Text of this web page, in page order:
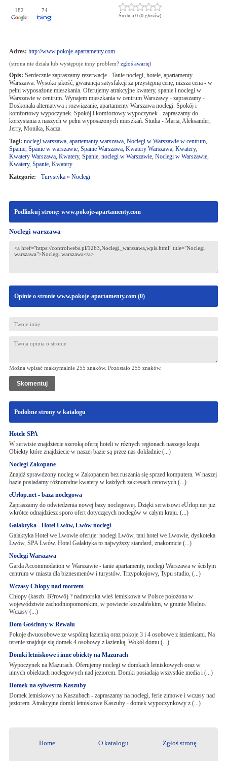
182 74
Średnia 0 (0 głosów)
Adres: http://www.pokoje-apartamenty.com
(strona nie działa lub występuje inny problem? zgłoś awarię)
Opis: Serdecznie zapraszamy rezerwacje - Tanie noclegi, hotele, apartamenty
Warszawa. Wysoka jakość, gwarancja satysfakcji za przystępną cenę, niższa cena - w
pełni wyposażone mieszkania. Oferujemy atrakcyjne kwatery, spanie i noclegi w
Warszawie w centrum. Wynajem mieszkania w centrum Warszawy - zapraszamy -
Doskonała alternatywa i rozwiązanie, apartamenty Warszawa noclegi. Spokój i
komfortowy wypoczynek. Spokój i komfortowy wypoczynek - zapraszamy do
korzystania z naszych w pełni wyposażonych mieszkań. Studia - Maria, Aleksander,
Jerry, Monika, Kacza.
Tagi: noclegi warszawa, apartemanty warszawa, Noclegi w Warszawie w centrum,
Spanie, Spanie w warszawie, Spanie Warszawa, Kwatery Warszawa, Kwatery,
Kwatery Warszawa, Kwatery, Spanie, noclegi w Warszawie, Noclegi w Warszawie,
Kwatery, Spanie, Kwatery
Kategorie:
Turystyka» Noclegi
Podlinkuj stronę: www.pokoje-apartamenty.com
Noclegi warszawa
Opinie o stronie www.pokoje-apartamenty.com (0)
Można wpisać maksymalnie 255 znaków. Pozostało 255 znaków.
Podobne strony w katalogu
Hotele SPA
W serwisie znajdziecie szeroką ofertę hoteli w różnych regionach naszego kraju.
Obiekty które znajdziecie w naszej bazie są przez nas dokładnie (...)
Noclegi Zakopane
Znajdź sprawdzony nocleg w Zakopanem bez ruszania się sprzed komputera. W naszej
bazie posiadamy różnorodne kwatery w każdych zakresach cenowych (...)
eUrlop.net - baza noclegowa
Zapraszamy do odwiedzenia nowej bazy noclegowej. Dzięki serwisowi eUrlop.net już
wkrótce odnajdziesz sporo ofert dotyczących noclegów w całym kraju. (...)
Galaktyka - Hotel Lwów, Lwów noclegi
Galaktyka Hotel we Lwowie oferuje: noclegi Lwów, tani hotel we Lwowie, dyskoteka
Lwów, SPA Lwów. Hotel Galaktyka to najwyższy standard, znakomicie (...)
Noclegi Warszawa
Garda Accommodation w Warszawie - tanie apartamenty, noclegi Warszawa w ścisłym
centrum w miasta dla biznesmenów i turystów. Trzypokojowy, Typu studio, (...)
Wczasy Chłopy nad morzem
Chłopy (kaszb. B?rowô) ? nadmorska wieś letniskowa w Polsce położona w
województwie zachodniopomorskim, w powiecie koszalińskim, w gminie Mielno.
Wczasy (...)
Dom Gościnny w Rewalu
Pokoje dwuosobowe ze wspólną łazienką oraz pokoje 3 i 4 osobowe z łazienkami. Na
terenie znajduje się domek 4 osobowy z łazienką. Wokół domu (...)
Domki letniskowe i inne obiekty na Mazurach
Wypoczynek na Mazurach. Oferujemy noclegi w domkach letniskowych oraz w
innych obiektach noclegowych nad jeziorem. Domki posiadają wszystkie media i (...)
Domek na sylwestra Kaszuby
Domek letniskowy na Kaszubach - zapraszamy na noclegi, ferie zimowe i wczasy nad
jeziorem. Atrakcyjne domki letniskowe Kaszuby - domek wypoczynkowy z (...)
Home O katalogu Zgłoś stronę